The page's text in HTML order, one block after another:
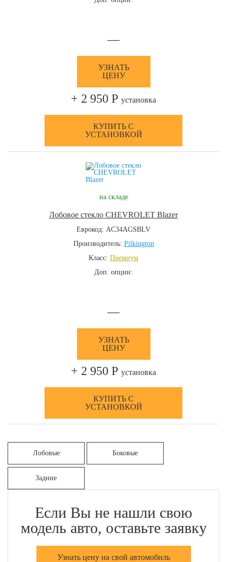
—
УЗНАТЬ
ЦЕНУ
+ 2 950 Р установка
КУПИТЬ С
УСТАНОВКОЙ
на складе
Лобовое стекло CHEVROLET Blazer
Еврокод: AC34AGSBLV
Производитель: Pilkington
Класс: Премиум
Доп. опции:
—
УЗНАТЬ
ЦЕНУ
+ 2 950 Р установка
КУПИТЬ С
УСТАНОВКОЙ
Лобовые Боковые
Задние
Если Вы не нашли свою
модель авто, оставьте заявку
Узнать цену на свой автомобиль